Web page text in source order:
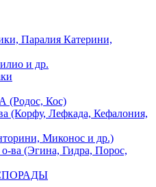
Паралия Катерини,
и др.
Кос)
Лефкада, Кефалония,
Миконос и др.)
(Эгина, Гидра, Порос,